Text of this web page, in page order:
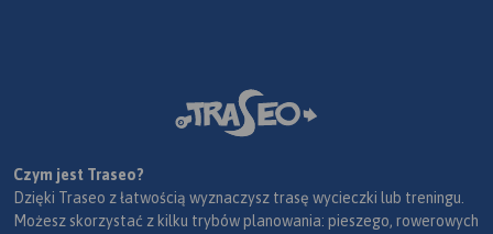
Czym jest Traseo?
Dzięki Traseo z łatwością wyznaczysz trasę wycieczki lub treningu.
Możesz skorzystać z kilku trybów planowania: pieszego, rowerowych